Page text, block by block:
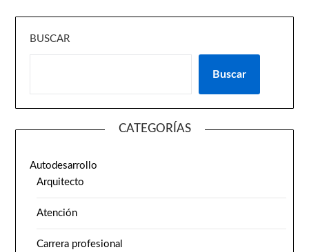
BUSCAR
Buscar
CATEGORÍAS
Autodesarrollo
Arquitecto
Atención
Carrera profesional